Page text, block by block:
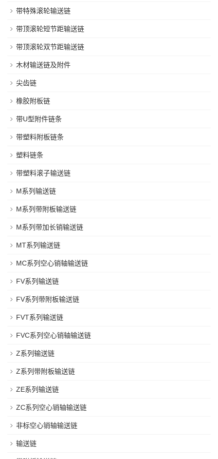
带特殊滚轮输送链
带顶滚轮短节距输送链
带顶滚轮双节距输送链
木材输送链及附件
尖齿链
橡胶附板链
带U型附件链条
带塑料附板链条
塑料链条
带塑料滚子输送链
M系列输送链
M系列带附板输送链
M系列带加长销输送链
MT系列输送链
MC系列空心销轴输送链
FV系列输送链
FV系列带附板输送链
FVT系列输送链
FVC系列空心销轴输送链
Z系列输送链
Z系列带附板输送链
ZE系列输送链
ZC系列空心销轴输送链
非标空心销轴输送链
输送链